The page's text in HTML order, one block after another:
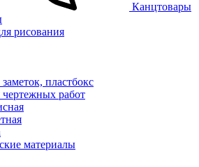
Канцтовары
рисования
пластбокс
чертежных работ
материалы